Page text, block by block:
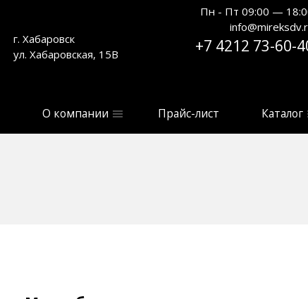
г. Хабаровск
ул. Хабаровская, 15В
Пн - Пт 09:00 —
+7 4212 73-60-
О компании Прайс-лист Каталог